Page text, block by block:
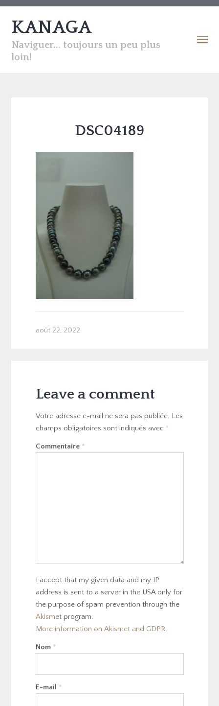
KANAGA
Naviguer... toujours un peu plus
loin!
DSC04189
août 22, 2022
Leave a comment
Votre adresse e-mail ne sera pas publiée. Les
champs obligatoires sont indiqués avec *
Commentaire *
I accept that my given data and my IP
address is sent to a server in the USA only for
the purpose of spam prevention through the
Akismetprogram.
More information on Akismet and GDPR.
Nom *
E-mail *